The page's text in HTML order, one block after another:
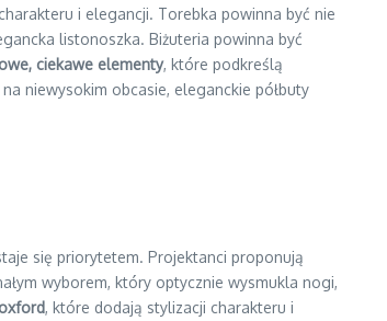
i elegancji. Torebka powinna być nie
listonoszka. Biżuteria powinna być
ciekawe elementy, które podkreślą
niewysokim obcasie, eleganckie półbuty
się priorytetem. Projektanci proponują
wyborem, który optycznie wysmukla nogi,
, które dodają stylizacji charakteru i